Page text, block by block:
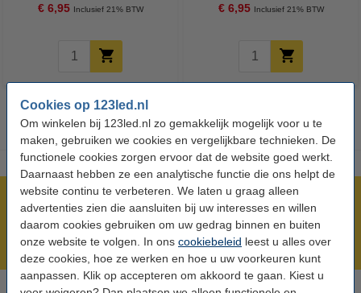
Cookies op 123led.nl
Om winkelen bij 123led.nl zo gemakkelijk mogelijk voor u te
maken, gebruiken we cookies en vergelijkbare technieken. De
functionele cookies zorgen ervoor dat de website goed werkt.
Daarnaast hebben ze een analytische functie die ons helpt de
website continu te verbeteren. We laten u graag alleen
advertenties zien die aansluiten bij uw interesses en willen
daarom cookies gebruiken om uw gedrag binnen en buiten
onze website te volgen. In ons cookiebeleid leest u alles over
deze cookies, hoe ze werken en hoe u uw voorkeuren kunt
aanpassen. Klik op accepteren om akkoord te gaan. Kiest u
€ 6,95 Inclusief 21% BTW € 6,95 Inclusief 21% BTW
Voor 23.59 uur besteld, morgen in huis!
Laagsteprijsgarantie!